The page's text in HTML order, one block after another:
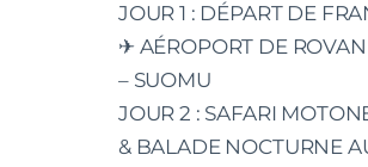
JOUR 1 : DÉPART DE
✈ AÉROPORT DE
– SUOMU
JOUR 2 : SAFARI
& BALADE NOCTURNE